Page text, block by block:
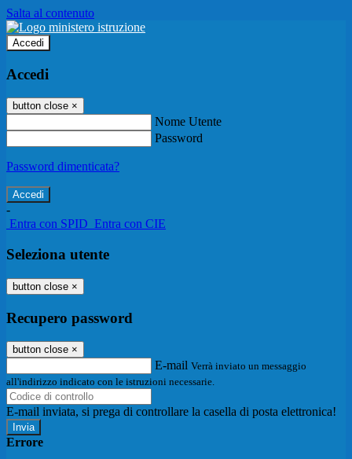
Salta al contenuto
Accedi
Accedi
button close ×
Nome Utente
Password
Password dimenticata?
-
Entra con SPID Entra con CIE
Seleziona utente
button close ×
Recupero password
button close ×
E-mail Verrà inviato un messaggio
all'indirizzo indicato con le istruzioni necessarie.
E-mail inviata, si prega di controllare la casella di posta elettronica!
Errore